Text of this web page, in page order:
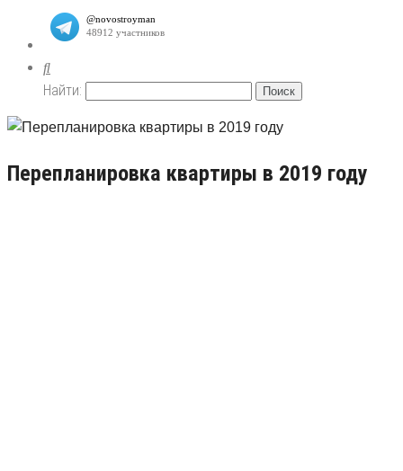
Найти:
Перепланировка квартиры в 2019 году